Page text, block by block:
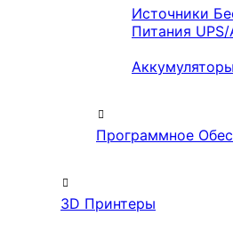
Источники
Питания UPS/
Программное
3D Принтеры